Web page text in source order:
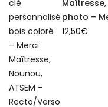
Maîtresse,
photo –
12,50€